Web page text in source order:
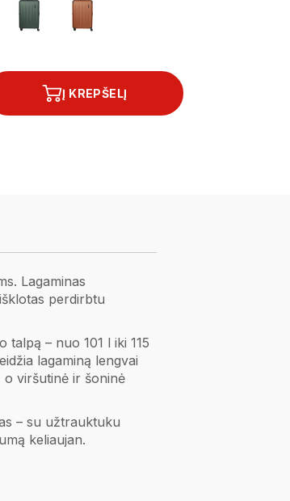
Į KREPŠELĮ
Lagaminas
perdirbtu
– nuo 101 l iki 115
lagaminą lengvai
viršutinė ir šoninė
– su užtrauktuku
keliaujan.